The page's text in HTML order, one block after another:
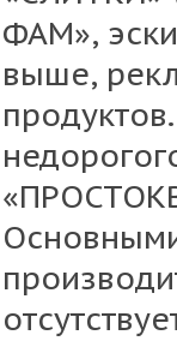
ФАМ»,
выше,